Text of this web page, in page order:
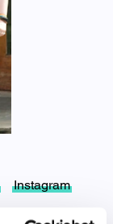
Instagram